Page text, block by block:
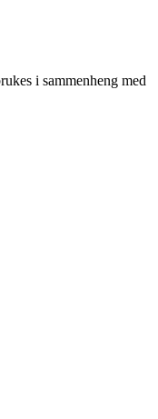
i sammenheng med